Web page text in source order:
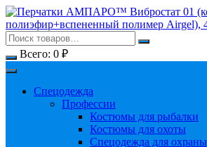
Перейти
к
содержимому
Всего: 0 ₽
Спецодежда
Профессии
Костюмы для рыбалки
Костюмы для охоты
Спецодежда для охраны